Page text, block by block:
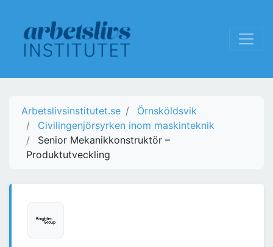
Arbetslivsinstitutet.se
Örnsköldsvik
Civilingenjörsyrken inom maskinteknik
Senior Mekanikkonstruktör –
Produktutveckling